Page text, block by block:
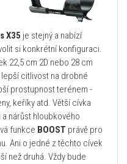
X35 je stejný a nabízí
si konkrétní konfiguraci.
22,5 cm 2D nebo 28 cm
citlivost na drobné
prostupnost terénem -
keříky atd. Větší cívka
nárůst hloubkového
funkce BOOST právě pro
Ani o jedné z těchto cívek
než druhá. Vždy bude